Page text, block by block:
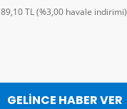
89,10 TL (%3,00 havale indirimi)
GELİNCE HABER VER